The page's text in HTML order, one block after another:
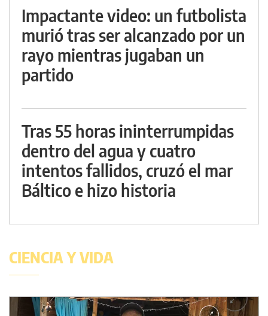
Impactante video: un futbolista
murió tras ser alcanzado por un
rayo mientras jugaban un
partido
Tras 55 horas ininterrumpidas
dentro del agua y cuatro
intentos fallidos, cruzó el mar
Báltico e hizo historia
CIENCIA Y VIDA